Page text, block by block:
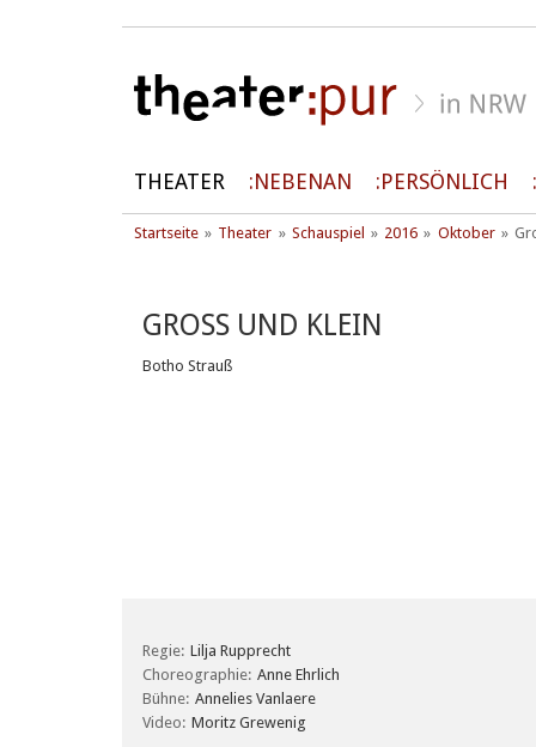
THEATER NEBENAN PERSÖNLICH
Startseite Theater Schauspiel 2016 Oktober
GROSS UND KLEIN
Botho Strauß
Regie Lilja Rupprecht
Choreographie Anne Ehrlich
Bühne Annelies Vanlaere
Video
Moritz Grewenig